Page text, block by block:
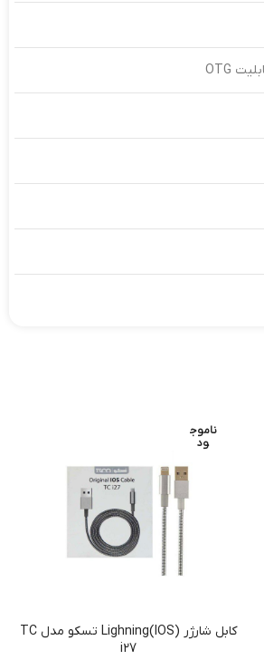
ناموج
ود
کابل شارژر Lighning(IOS) تسکو مدل TC
i27